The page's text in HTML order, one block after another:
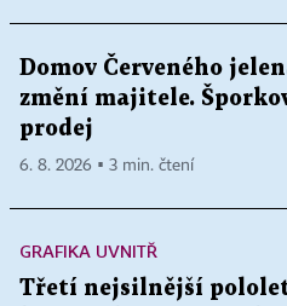
Domov Červeného
změní majitele.
prodej
6. 8. 2026 ▪ 3 min. čtení
GRAFIKA UVNITŘ
Třetí nejsilnější